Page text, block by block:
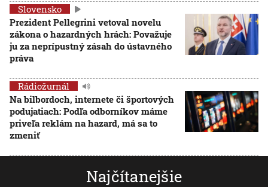
Slovensko
Prezident Pellegrini vetoval novelu
zákona o hazardných hrách: Považuje
ju za neprípustný zásah do ústavného
práva
Rádiožurnál
Na bilbordoch, internete či športových
podujatiach: Podľa odborníkov máme
priveľa reklám na hazard, má sa to
zmeniť
Najčítanejšie